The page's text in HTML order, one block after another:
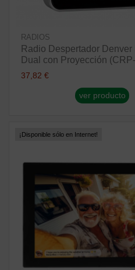
RADIOS
Radio Despertador Denver
Dual con Proyección
37,82 €
ver producto
¡Disponible sólo en Internet!